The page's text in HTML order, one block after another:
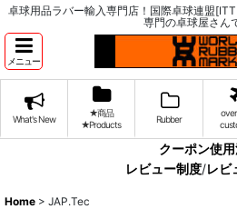
卓球用品ラバー輸入専門店！国際卓球連盟
専門の卓球屋さん
メニュー
What's New
★商品
★Products
Rubber
クーポン使
レビュー制度/レビ
Home > JAP.Tec